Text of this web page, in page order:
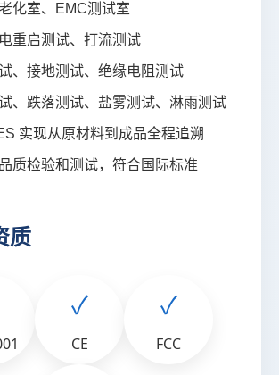
化室、EMC测试室
重启测试、打流测试
、接地测试、绝缘电阻测试
、跌落测试、盐雾测试、淋雨测试
实现从原材料到成品全程追溯
质检验和测试，符合国际标准
质
✓
CE
✓
FCC